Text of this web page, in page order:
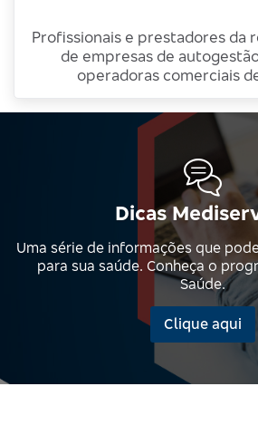
Profissionais e prestadores da
de empresas de
operadoras comerciais
Dicas
Uma série de informações que
para sua saúde. Conheça o
Saúde.
Clique aqui